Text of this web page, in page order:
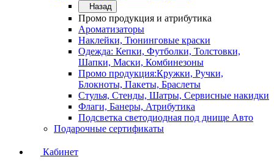
Назад
Промо продукция и атрибутика
Ароматизаторы
Наклейки, Тюнинговые краски
Одежда: Кепки, Футболки, Толстовки,
Шапки, Маски, Комбинезоны
Промо продукция:Кружки, Ручки,
Блокноты, Пакеты, Браслеты
Стулья, Стенды, Шатры, Сервисные накидки
Флаги, Банеры, Атрибутика
Подсветка светодиодная под днище Авто
Подарочные сертификаты
Кабинет